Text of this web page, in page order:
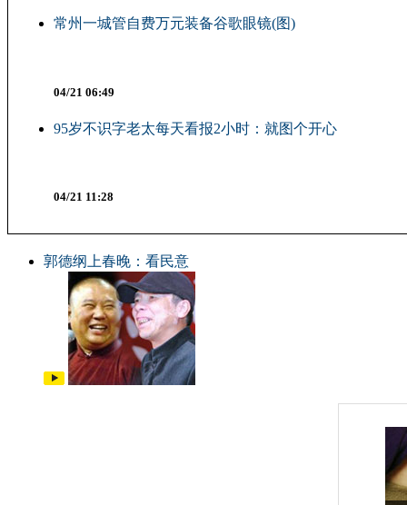
常州一城管自费万元装备谷歌眼镜(图)
04/21 06:49
95岁不识字老太每天看报2小时：就图个开心
04/21 11:28
郭德纲上春晚：看民意